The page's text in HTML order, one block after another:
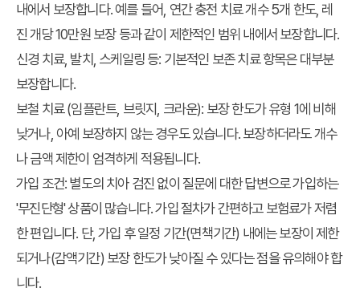
내에서 보장합니다. 예를 들어, 연간 충전 치료 개수 5개 한도, 레
진 개당 10만원 보장 등과 같이 제한적인 범위 내에서 보장합니다.
신경 치료, 발치, 스케일링 등: 기본적인 보존 치료 항목은 대부분
보장합니다.
보철 치료 (임플란트, 브릿지, 크라운): 보장 한도가 유형 1에 비해
낮거나, 아예 보장하지 않는 경우도 있습니다. 보장하더라도 개수
나 금액 제한이 엄격하게 적용됩니다.
가입 조건:별도의 치아 검진 없이 질문에 대한 답변으로 가입하는
'무진단형' 상품이 많습니다. 가입 절차가 간편하고 보험료가 저렴
한 편입니다. 단, 가입 후 일정 기간(면책기간) 내에는 보장이 제한
되거나(감액기간) 보장 한도가 낮아질 수 있다는 점을 유의해야 합
니다.